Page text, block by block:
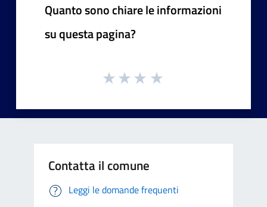
Quanto sono chiare le informazioni
su questa pagina?
Contatta il comune
Leggi le domande frequenti